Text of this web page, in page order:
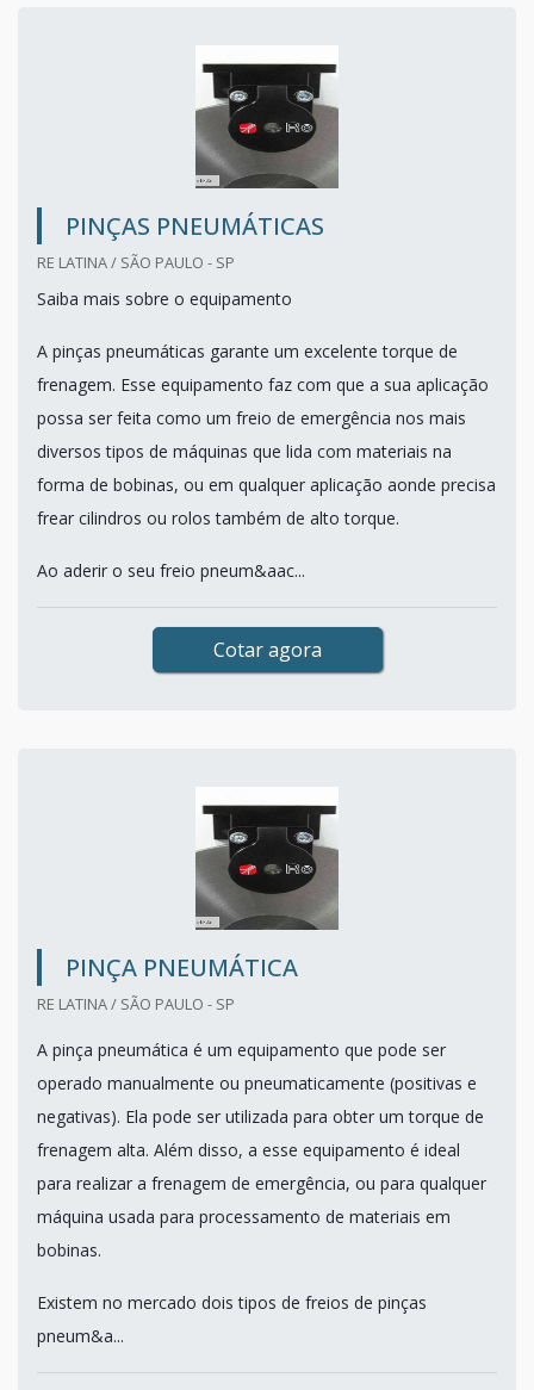
PINÇAS PNEUMÁTICAS
RE LATINA / SÃO PAULO - SP
Saiba mais sobre o equipamento
A pinças pneumáticas garante um excelente torque de
frenagem. Esse equipamento faz com que a sua aplicação
possa ser feita como um freio de emergência nos mais
diversos tipos de máquinas que lida com materiais na
forma de bobinas, ou em qualquer aplicação aonde precisa
frear cilindros ou rolos também de alto torque.
Ao aderir o seu freio pneum&aac...
Cotar agora
PINÇA PNEUMÁTICA
RE LATINA / SÃO PAULO - SP
A pinça pneumática é um equipamento que pode ser
operado manualmente ou pneumaticamente (positivas e
negativas). Ela pode ser utilizada para obter um torque de
frenagem alta. Além disso, a esse equipamento é ideal
para realizar a frenagem de emergência, ou para qualquer
máquina usada para processamento de materiais em
bobinas.
Existem no mercado dois tipos de freios de pinças
pneum&a...